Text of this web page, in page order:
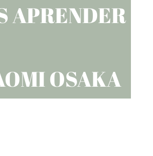
APRENDER
OSAKA